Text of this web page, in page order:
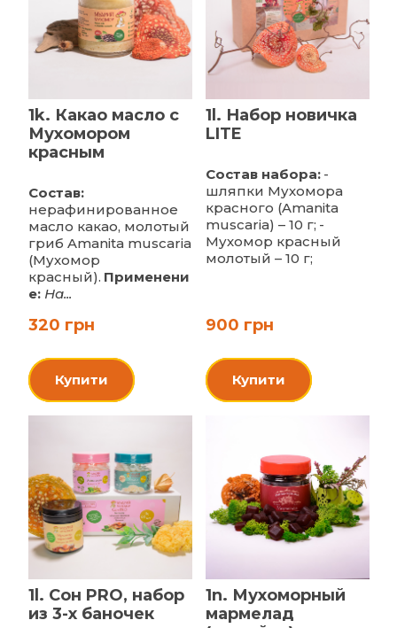
1k. Какао масло с
Мухомором
красным
Состав:
нерафинированное
масло какао, молотый
гриб Amanita muscaria
(Мухомор
красный). Применени
е: На...
320 грн
Купити
1l. Набор новичка
LITE
Состав набора: -
шляпки Мухомора
красного (Amanita
muscaria) – 10 г; -
Мухомор красный
молотый – 10 г;
900 грн
Купити
1l. Сон PRO, набор
из 3-х баночек
1n. Мухоморный
мармелад